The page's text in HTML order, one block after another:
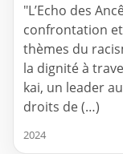
"L’Echo des
confrontation
thèmes du
la dignité à
kai, un leader
droits de (…)
2024